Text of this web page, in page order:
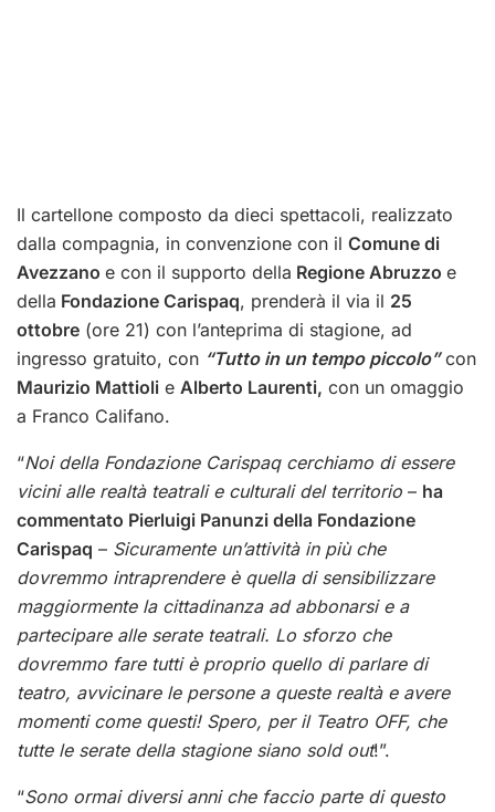
Il cartellone composto da dieci spettacoli, realizzato
dalla compagnia, in convenzione con il Comune di
Avezzano e con il supporto della Regione Abruzzo e
della Fondazione Carispaq, prenderà il via il 25
ottobre (ore 21) con l’anteprima di stagione, ad
ingresso gratuito, con “Tutto in un tempo piccolo”con
Maurizio Mattioli e Alberto Laurenti, con un omaggio
a Franco Califano.
“Noi della Fondazione Carispaq cerchiamo di essere
vicini alle realtà teatrali e culturali del territorio – ha
commentato Pierluigi Panunzi della Fondazione
Carispaq – Sicuramente un’attività in più che
dovremmo intraprendere è quella di sensibilizzare
maggiormente la cittadinanza ad abbonarsi e a
partecipare alle serate teatrali. Lo sforzo che
dovremmo fare tutti è proprio quello di parlare di
teatro, avvicinare le persone a queste realtà e avere
momenti come questi! Spero, per il Teatro OFF, che
tutte le serate della stagione siano sold out!”.
“Sono ormai diversi anni che faccio parte di questo